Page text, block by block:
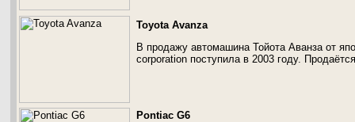
Toyota Avanza
В продажу автомашина Тойота Аванза от
corporation поступила в 2003 году.
Pontiac G6